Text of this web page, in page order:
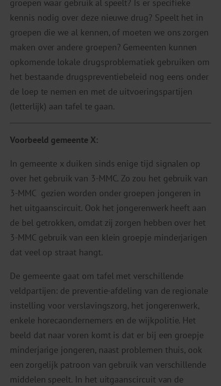
groepen waar gebruik al speelt? Is er specifieke
kennis nodig over deze nieuwe drug? Speelt het in
groepen die we al kennen, of moeten we ons zorgen
maken over andere groepen? Gemeenten kunnen
opkomende lokale drugsproblematiek gebruiken om
het bestaande drugspreventiebeleid nog eens onder
de loep te nemen en met de uitvoeringspartijen
(letterlijk) aan tafel te gaan.
Voorbeeld gemeente X:
In gemeente x duiken sinds enige tijd signalen op
over het gebruik van 3-MMC. Zo zou het gebruik van
3-MMC gezien worden onder groepen jongeren in
het uitgaanscircuit. Ook het jongerenwerk heeft aan
de bel getrokken, omdat zij zorgen hebben over het
3-MMC gebruik van een klein groepje minderjarigen
dat veel op straat hangt.
De gemeente gaat om tafel met verschillende
veldpartijen: de preventie-afdeling van de regionale
instelling voor verslavingszorg, het jongerenwerk,
enkele horecaondernemers en de wijkpolitie. Het
beeld dat naar voren komt is dat er bij een groepje
minderjarige jongeren, naast problemen thuis, ook
een zorgelijk patroon van gebruik van verschillende
middelen speelt. In het uitgaanscircuit van de